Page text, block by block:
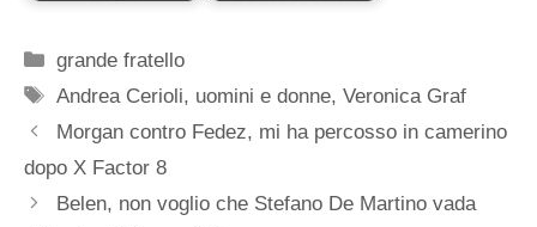
Categorie
grande fratello
Tag
Andrea Cerioli, uomini e donne,Veronica Graf
Morgan contro Fedez, mi ha percosso in camerino
dopo X Factor 8
Belen, non voglio che Stefano De Martino vada